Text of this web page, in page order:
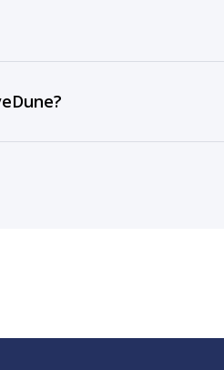
автоматические
отображаются сведения